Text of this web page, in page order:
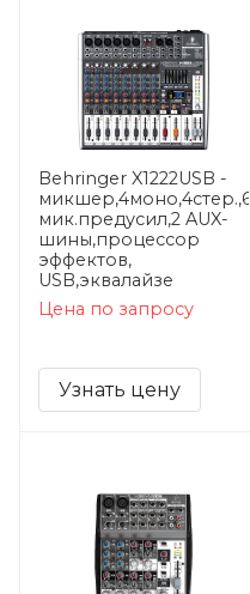
Behringer X1222USB -
микшер,4моно,4стер.,6
мик.предусил,2 AUX-
шины,процессор
эффектов,
USB,эквалайзе
Цена по запросу
Узнать цену